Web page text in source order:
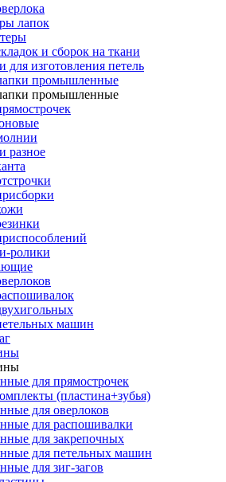
лапок
и сборок на ткани
для изготовления петель
промышленные
промышленные
разное
ролики
машин
для прямострочек
(пластина+зубья)
для оверлоков
для распошивалки
для закрепочных
для петельных машин
для зиг-загов